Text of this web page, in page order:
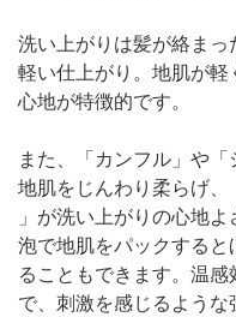
洗い上がりは髪が絡ま
軽い仕上がり。地肌が
心地が特徴的です。
また、「カンフル」や
地肌をじんわり柔らげ、
」が洗い上がりの心地
泡で地肌をパックする
ることもできます。温
で、刺激を感じるよう